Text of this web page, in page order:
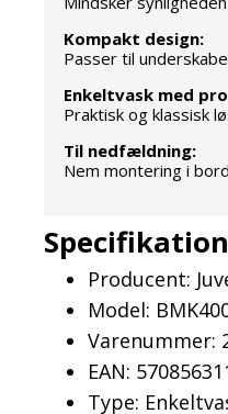
Kompakt design:
Passer til
Enkeltvask med
Praktisk og klassisk
Til nedfældning:
Nem montering i
Producent:
Model:
Varenummer:
EAN:
Type: